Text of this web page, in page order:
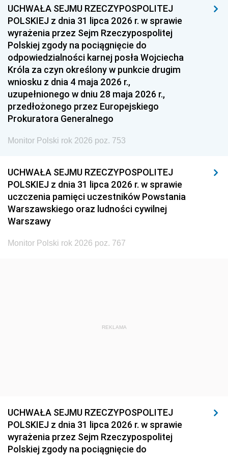
1954 1953 1952
1951 1950 1949
1948 1947
1939 1938 1937
1936 1930
UCHWAŁA SEJMU RZECZYPOSPOLITEJ
POLSKIEJ z dnia 31 lipca 2026 r. w sprawie
wyrażenia przez Sejm Rzeczypospolitej
Polskiej zgody na pociągnięcie do
odpowiedzialności karnej posła Wojciecha
Króla za czyn określony w punkcie drugim
wniosku z dnia 4 maja 2026 r.,
uzupełnionego w dniu 28 maja 2026 r.,
przedłożonego przez Europejskiego
Prokuratora Generalnego
Monitor Polski rok 2026 poz. 753
UCHWAŁA SEJMU RZECZYPOSPOLITEJ
POLSKIEJ z dnia 31 lipca 2026 r. w sprawie
uczczenia pamięci uczestników Powstania
Warszawskiego oraz ludności cywilnej
Warszawy
Monitor Polski rok 2026 poz. 767
REKLAMA
UCHWAŁA SEJMU RZECZYPOSPOLITEJ
POLSKIEJ z dnia 31 lipca 2026 r. w sprawie
wyrażenia przez Sejm Rzeczypospolitej
Polskiej zgody na pociągnięcie do